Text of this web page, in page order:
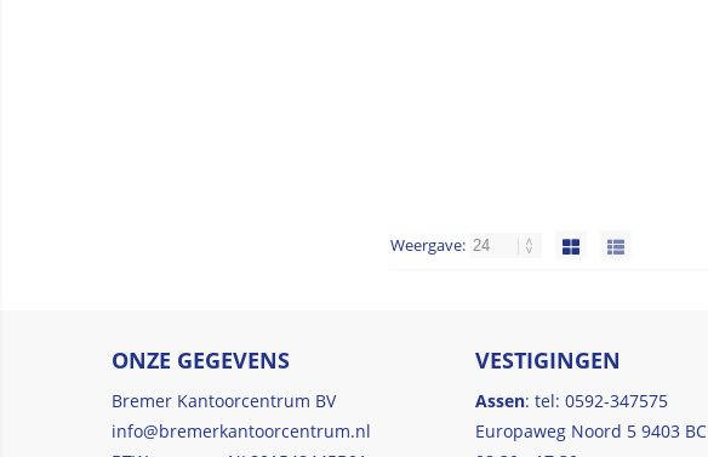
Weergave:
ONZE GEGEVENS
Bremer Kantoorcentrum BV
info@bremerkantoorcentrum.nl
VESTIGINGEN
Assen: tel: 0592-347575
Europaweg Noord 5 9403 BC